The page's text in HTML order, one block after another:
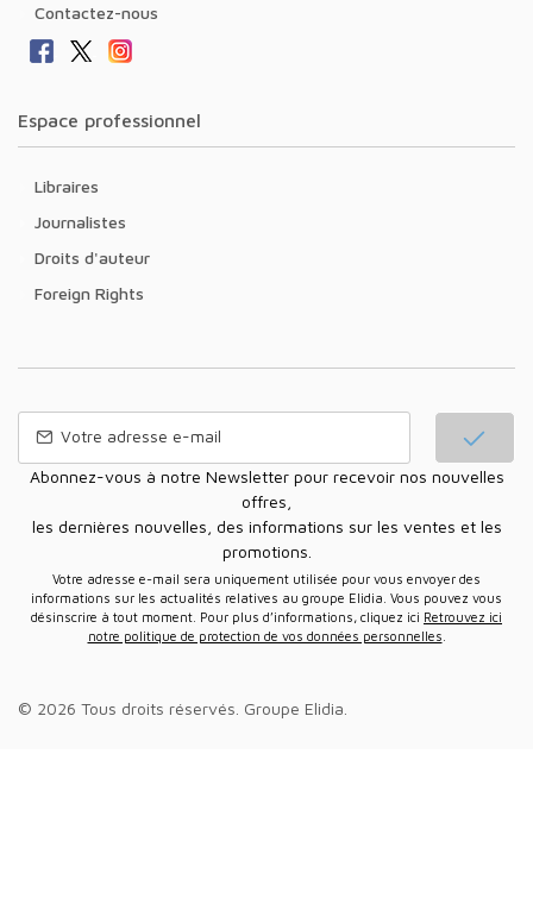
Contactez-nous
Espace professionnel
Libraires
Journalistes
Droits d'auteur
Foreign Rights
Abonnez-vous à notre Newsletter pour recevoir nos nouvelles
offres,
les dernières nouvelles, des informations sur les ventes et les
promotions.
Votre adresse e-mail sera uniquement utilisée pour vous envoyer des
informations sur les actualités relatives au groupe Elidia. Vous pouvez vous
désinscrire à tout moment. Pour plus d’informations, cliquez ici Retrouvez ici
notre politique de protection de vos données personnelles
© 2026 Tous droits réservés. Groupe Elidia